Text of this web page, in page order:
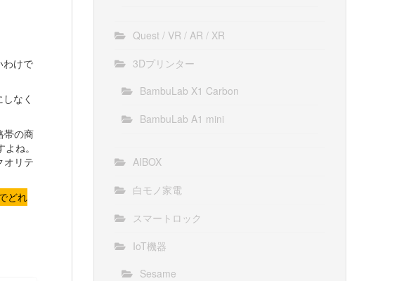
わけで
なく
帯の商
ね。
オリテ
どれ
Quest / VR / AR / XR
3Dプリンター
BambuLab X1 Carbon
BambuLab A1 mini
AIBOX
白モノ家電
スマートロック
IoT機器
Sesame